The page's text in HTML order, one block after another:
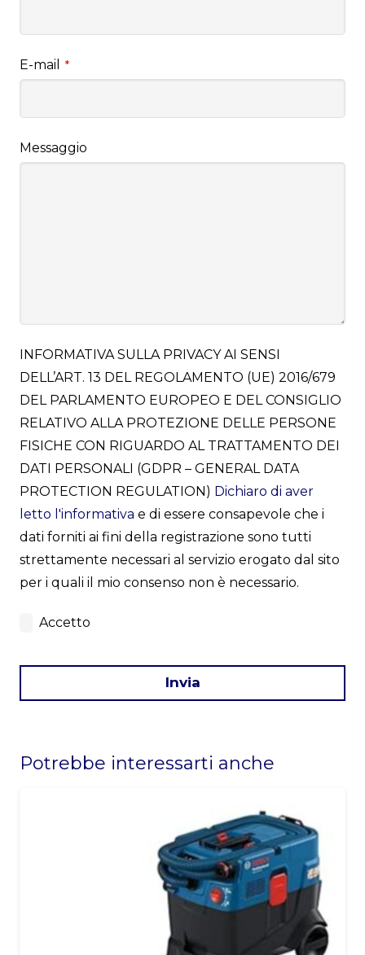
E-mail *
Messaggio
INFORMATIVA SULLA PRIVACY AI SENSI
DELL’ART. 13 DEL REGOLAMENTO (UE) 2016/679
DEL PARLAMENTO EUROPEO E DEL CONSIGLIO
RELATIVO ALLA PROTEZIONE DELLE PERSONE
FISICHE CON RIGUARDO AL TRATTAMENTO DEI
DATI PERSONALI (GDPR – GENERAL DATA
PROTECTION REGULATION) Dichiaro di aver
letto l'informativa e di essere consapevole che i
dati forniti ai fini della registrazione sono tutti
strettamente necessari al servizio erogato dal sito
per i quali il mio consenso non è necessario.
Accetto
Invia
should
Potrebbe interessarti anche